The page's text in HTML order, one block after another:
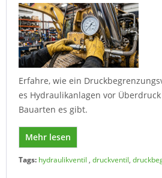
Erfahre, wie ein
es Hydraulikanlagen vor
Bauarten es gibt.
Mehr lesen
Tags: hydraulikventil , druckventil,